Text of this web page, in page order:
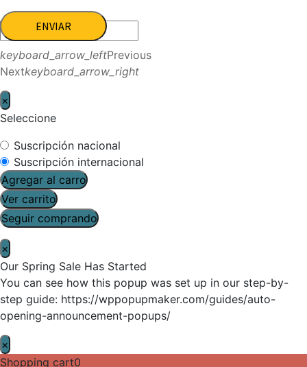
ENVIAR
keyboard_arrow_leftPrevious
Nextkeyboard_arrow_right
×
Seleccione
Suscripción nacional
Suscripción internacional
Agregar al carro
Ver carrito
Seguir comprando
×
Our Spring Sale Has Started
You can see how this popup was set up in our step-by-
step guide: https://wppopupmaker.com/guides/auto-
opening-announcement-popups/
×
Shopping cart0